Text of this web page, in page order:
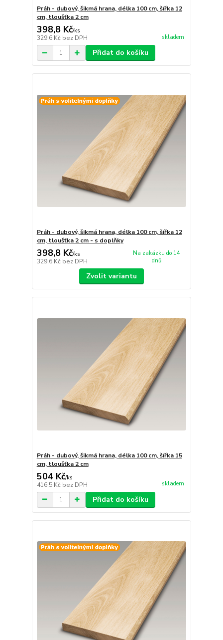
Práh - dubový, šikmá hrana, délka 100 cm, šířka 12
cm, tloušťka 2 cm
398,8 Kč/ks
329,6 Kč bez DPH skladem
Přidat do košíku
Práh - dubový, šikmá hrana, délka 100 cm, šířka 12
cm, tloušťka 2 cm - s doplňky
398,8 Kč/ks
329,6 Kč bez DPH
Na zakázku do 14
dnů
Zvolit variantu
Práh - dubový, šikmá hrana, délka 100 cm, šířka 15
cm, tloušťka 2 cm
504 Kč/ks
416,5 Kč bez DPH skladem
Přidat do košíku